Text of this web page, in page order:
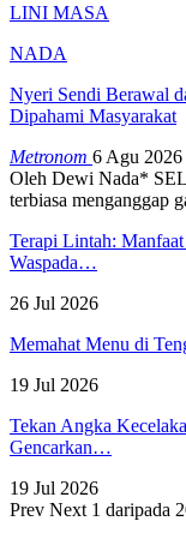
LINI MASA
NADA
Nyeri Sendi Berawal
Dipahami Masyarakat
Metronom 6 Agu 2026
Oleh Dewi Nada*
terbiasa menganggap
Terapi Lintah:
Waspada…
26 Jul 2026
Memahat Menu di
19 Jul 2026
Tekan Angka
Gencarkan…
19 Jul 2026
Prev Next 1 daripada